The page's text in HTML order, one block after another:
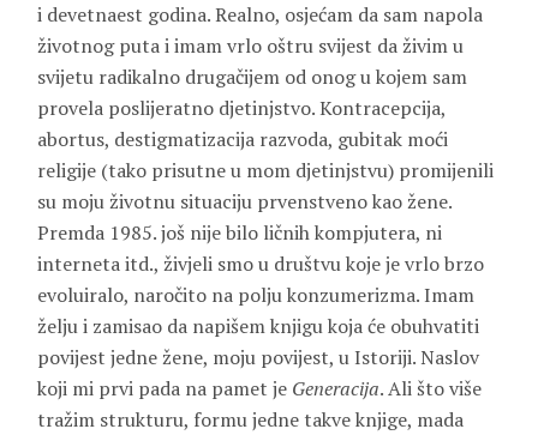
i devetnaest godina. Realno, osjećam da sam napola
životnog puta i imam vrlo oštru svijest da živim u
svijetu radikalno drugačijem od onog u kojem sam
provela poslijeratno djetinjstvo. Kontracepcija,
abortus, destigmatizacija razvoda, gubitak moći
religije (tako prisutne u mom djetinjstvu) promijenili
su moju životnu situaciju prvenstveno kao žene.
Premda 1985. još nije bilo ličnih kompjutera, ni
interneta itd., živjeli smo u društvu koje je vrlo brzo
evoluiralo, naročito na polju konzumerizma. Imam
želju i zamisao da napišem knjigu koja će obuhvatiti
povijest jedne žene, moju povijest, u Istoriji. Naslov
koji mi prvi pada na pamet je Generacija. Ali što više
tražim strukturu, formu jedne takve knjige, mada